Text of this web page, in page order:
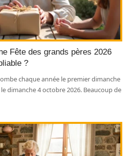
Fête des grands pères 2026
?
chaque année le premier dimanche
dimanche 4 octobre 2026. Beaucoup de